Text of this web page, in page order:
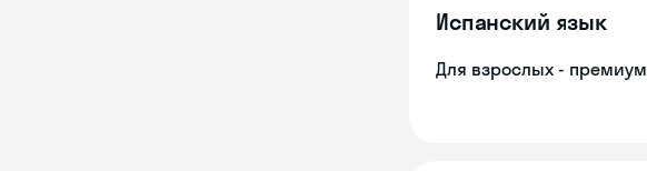
Испанский язык
Для взрослых - премиум